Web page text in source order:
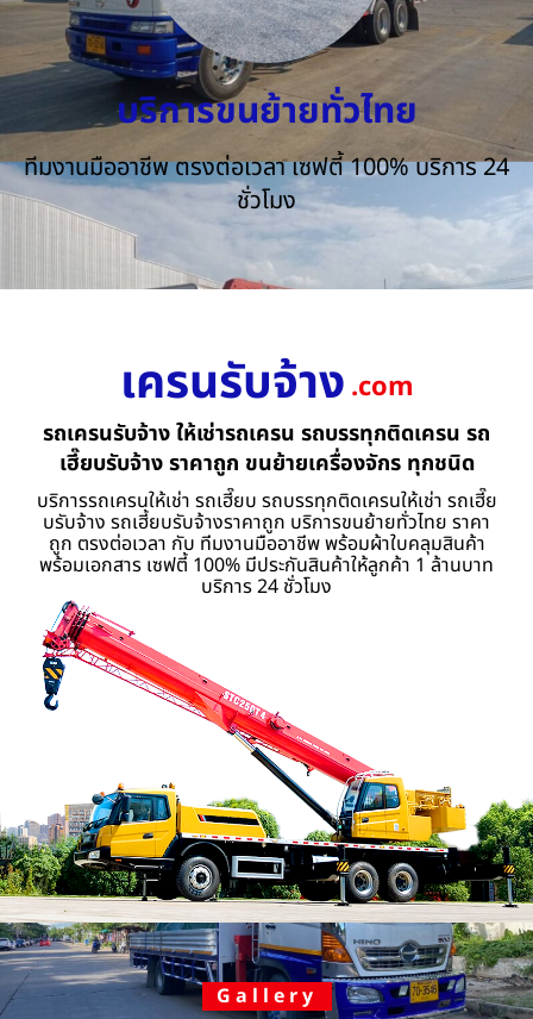
บริการขนย้ายทั่วไทย
ทีมงานมืออาชีพ ตรงต่อเวลา เซฟตี้ 100% บริการ 24
ชั่วโมง
เครนรับจ้าง .com
รถเครนรับจ้าง ให้เช่ารถเครน รถบรรทุกติดเครน รถ
เฮี๊ยบรับจ้าง ราคาถูก ขนย้ายเครื่องจักร ทุกชนิด
บริการรถเครนให้เช่า รถเฮี๊ยบ รถบรรทุกติดเครนให้เช่า รถเฮี๊ย
บรับจ้าง รถเฮี้ยบรับจ้างราคาถูก บริการขนย้ายทั่วไทย ราคา
ถูก ตรงต่อเวลา กับ ทีมงานมืออาชีพ พร้อมผ้าใบคลุมสินค้า
พร้อมเอกสาร เซฟตี้ 100% มีประกันสินค้าให้ลูกค้า 1 ล้านบาท
บริการ 24 ชั่วโมง
Gallery